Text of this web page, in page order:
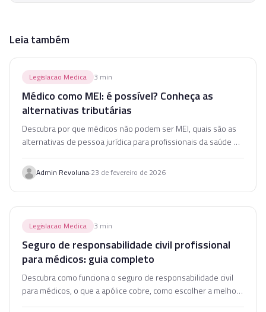
Leia também
Legislacao Medica 3 min
Médico como MEI: é possível? Conheça as
alternativas tributárias
Descubra por que médicos não podem ser MEI, quais são as
alternativas de pessoa jurídica para profissionais da saúde e
Admin Revoluna·23 de fevereiro de 2026
Legislacao Medica 3 min
Seguro de responsabilidade civil profissional
para médicos: guia completo
Descubra como funciona o seguro de responsabilidade civil
para médicos, o que a apólice cobre, como escolher a melhor